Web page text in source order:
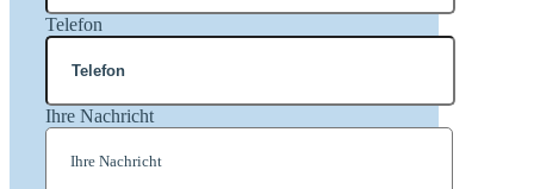
Telefon
Ihre Nachricht